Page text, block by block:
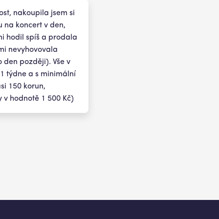
nakoupila jsem si
na koncert v den,
hodil spíš a prodala
nevyhovovala
den později). Vše v
týdne a s minimální
150 korun,
v hodnotě 1 500 Kč)